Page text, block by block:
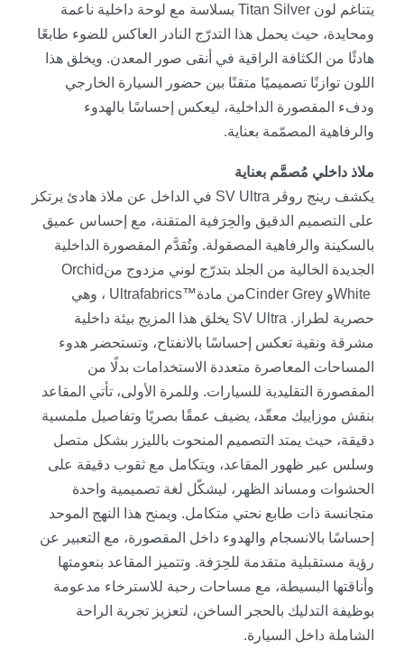
يتناغم لون Titan Silver بسلاسة مع لوحة داخلية ناعمة
ومحايدة، حيث يحمل هذا التدرّج النادر العاكس للضوء طابعًا
هادئًا من الكثافة الراقية في أنقى صور المعدن. ويخلق هذا
اللون توازنًا تصميميًا متقنًا بين حضور السيارة الخارجي
ودفء المقصورة الداخلية، ليعكس إحساسًا بالهدوء
والرفاهية المصمّمة بعناية.
ملاذ داخلي مُصمَّم بعناية
يكشف رينج روڤر SV Ultra في الداخل عن ملاذ هادئ يرتكز
على التصميم الدقيق والحِرَفية المتقنة، مع إحساس عميق
بالسكينة والرفاهية المصقولة. وتُقدَّم المقصورة الداخلية
الجديدة الخالية من الجلد بتدرّج لوني مزدوج منOrchid
Whiteو Cinder Greyمن مادةUltrafabrics™ ، وهي
حصرية لطراز SV Ultra . يخلق هذا المزيج بيئة داخلية
مشرقة ونقية تعكس إحساسًا بالانفتاح، وتستحضر هدوء
المساحات المعاصرة متعددة الاستخدامات بدلًا من
المقصورة التقليدية للسيارات. وللمرة الأولى، تأتي المقاعد
بنقش موزاييك معقّد، يضيف عمقًا بصريًا وتفاصيل ملمسية
دقيقة، حيث يمتد التصميم المنحوت بالليزر بشكل متصل
وسلس عبر ظهور المقاعد، ويتكامل مع ثقوب دقيقة على
الحشوات ومساند الظهر، ليشكّل لغة تصميمية واحدة
متجانسة ذات طابع نحتي متكامل. ويمنح هذا النهج الموحد
إحساسًا بالانسجام والهدوء داخل المقصورة، مع التعبير عن
رؤية مستقبلية متقدمة للحِرَفة. وتتميز المقاعد بنعومتها
وأناقتها البسيطة، مع مساحات رحبة للاسترخاء مدعومة
بوظيفة التدليك بالحجر الساخن، لتعزيز تجربة الراحة
الشاملة داخل السيارة.